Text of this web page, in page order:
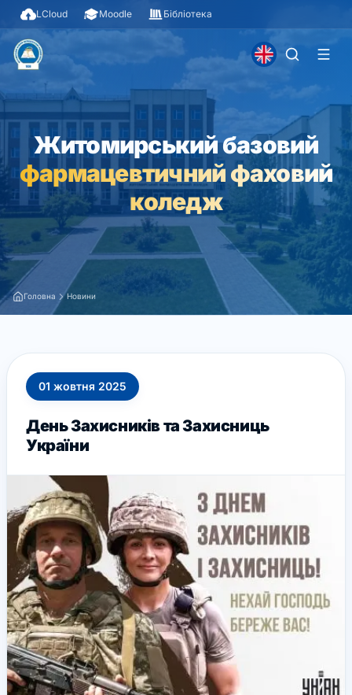
LCloud Moodle Бібліотека
Житомирський базовий
фармацевтичний фаховий
коледж
Головна Новини
01 жовтня 2025
День Захисників та Захисниць
України